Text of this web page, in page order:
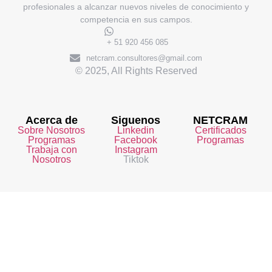
profesionales a alcanzar nuevos niveles de conocimiento y
competencia en sus campos.
+ 51 920 456 085
netcram.consultores@gmail.com
© 2025, All Rights Reserved
Acerca de
Sobre Nosotros
Programas
Trabaja con
Nosotros
Siguenos
Linkedin
Facebook
Instagram
Tiktok
NETCRAM
Certificados
Programas